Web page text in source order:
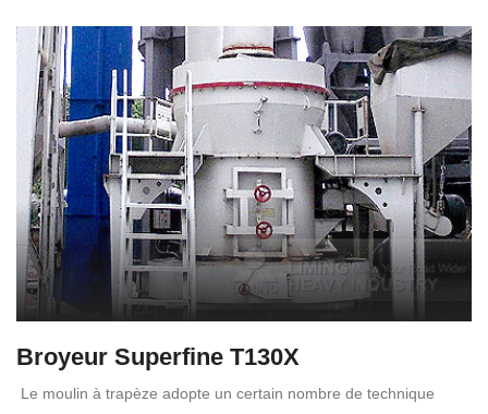
Broyeur Superfine T130X
Le moulin à trapèze adopte un certain nombre de technique